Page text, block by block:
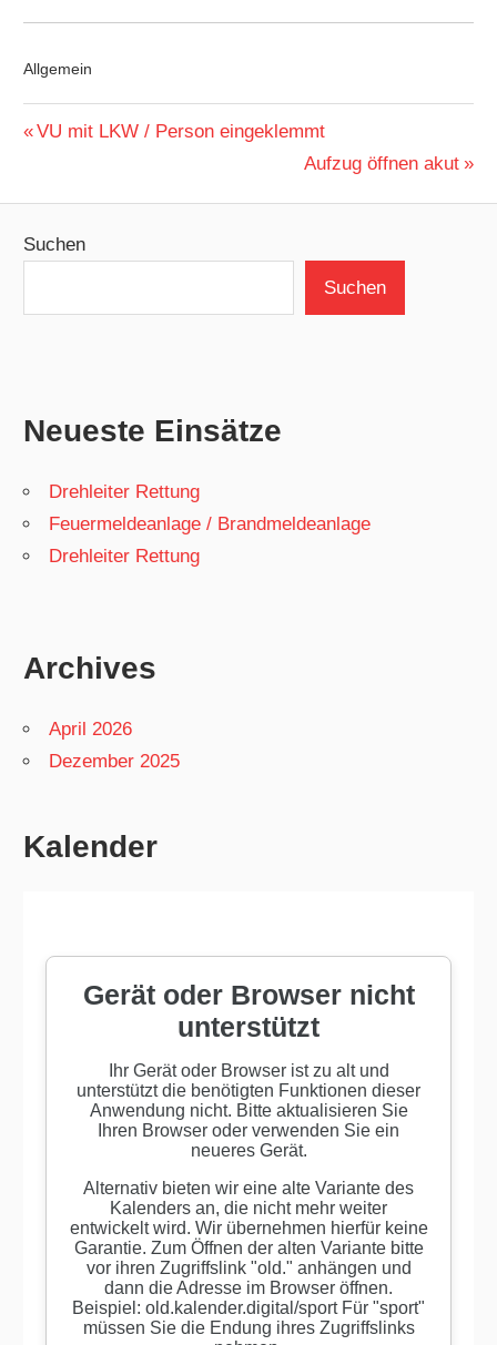
Allgemein
Beitragsnavigation
Vorheriger
VU mit LKW / Person eingeklemmt
Nächster
Aufzug öffnen akut
Suchen
Suchen
Neueste Einsätze
Drehleiter Rettung
Feuermeldeanlage / Brandmeldeanlage
Drehleiter Rettung
Archives
April 2026
Dezember 2025
Kalender